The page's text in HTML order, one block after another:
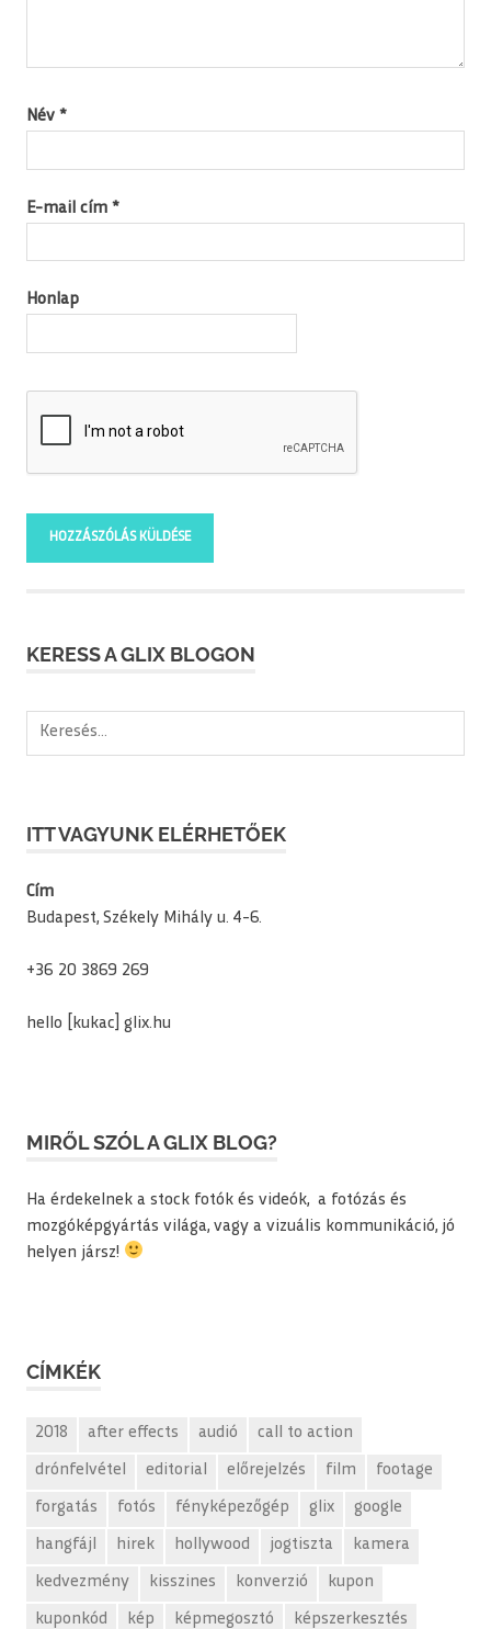
Név *
E-mail cím *
Honlap
KERESS A GLIX BLOGON
Keresés:
ITT VAGYUNK ELÉRHETŐEK
Cím
Budapest, Székely Mihály u. 4-6.
+36 20 3869 269
hello [kukac] glix.hu
MIRŐL SZÓL A GLIX BLOG?
Ha érdekelnek a stock fotók és videók, a fotózás és
mozgóképgyártás világa, vagy a vizuális kommunikáció, jó
helyen jársz!
CÍMKÉK
2018 after effects audió call to action
drónfelvétel editorial előrejelzés film footage
forgatás fotós fényképezőgép glix google
hangfájl hirek hollywood jogtiszta kamera
kedvezmény kisszines konverzió kupon
kuponkód kép képmegosztó képszerkesztés